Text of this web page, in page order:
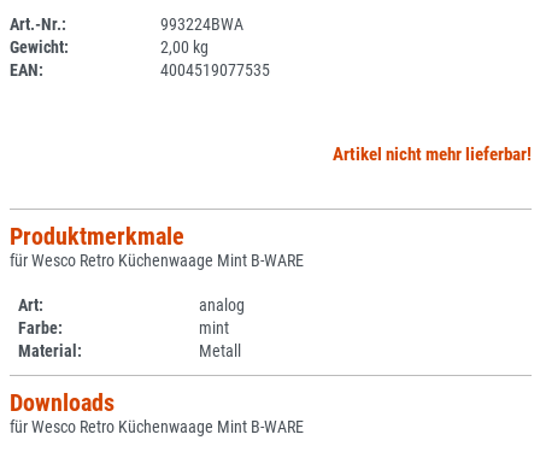
Art.-Nr.:
993224BWA
Gewicht:
2,00 kg
EAN:
4004519077535
Artikel nicht mehr lieferbar!
Produktmerkmale
für Wesco Retro Küchenwaage Mint B-WARE
Art:
analog
Farbe:
mint
Material:
Metall
Downloads
für Wesco Retro Küchenwaage Mint B-WARE